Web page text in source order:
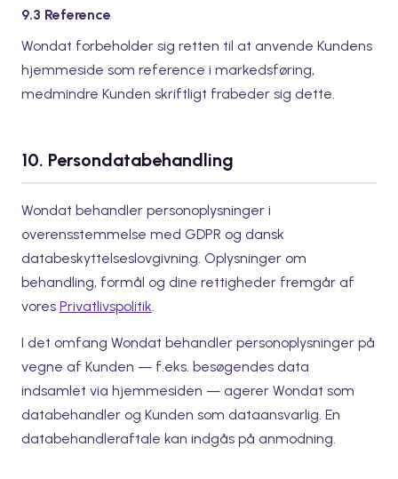
9.3 Reference
Wondat forbeholder sig retten til at anvende Kundens
hjemmeside som reference i markedsføring,
medmindre Kunden skriftligt frabeder sig dette.
10. Persondatabehandling
Wondat behandler personoplysninger i
overensstemmelse med GDPR og dansk
databeskyttelseslovgivning. Oplysninger om
behandling, formål og dine rettigheder fremgår af
vores Privatlivspolitik.
I det omfang Wondat behandler personoplysninger på
vegne af Kunden — f.eks. besøgendes data
indsamlet via hjemmesiden — agerer Wondat som
databehandler og Kunden som dataansvarlig. En
databehandleraftale kan indgås på anmodning.